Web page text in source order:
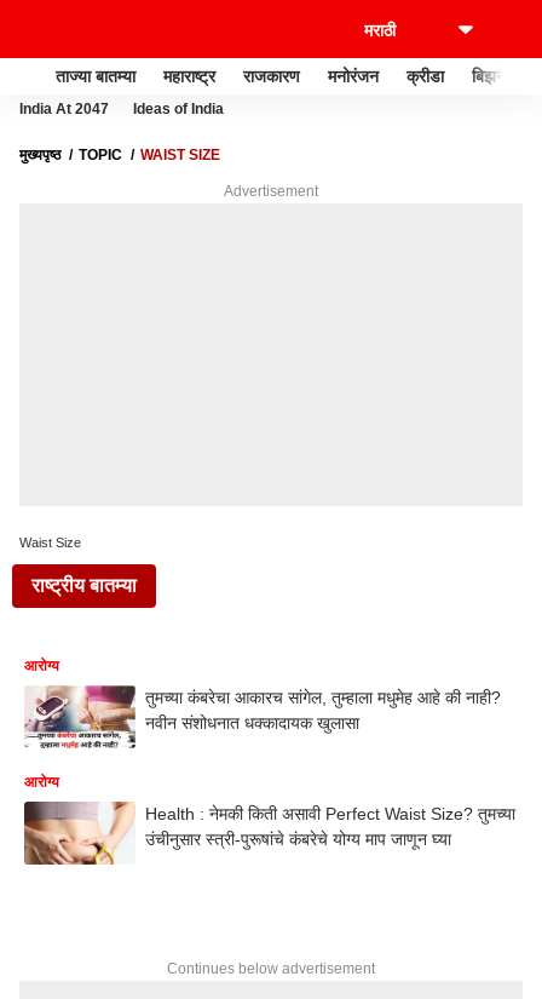
ताज्या बातम्या महाराष्ट्र राजकारण मनोरंजन क्रीडा बिझनेस
India At 2047 Ideas of India
मुख्यपृष्ठ TOPIC WAIST SIZE
Advertisement
Waist Size
राष्ट्रीय बातम्या
आरोग्य
तुमच्या कंबरेचा आकारच सांगेल, तुम्हाला मधुमेह आहे की नाही?
नवीन संशोधनात धक्कादायक खुलासा
आरोग्य
Health : नेमकी किती असावी Perfect Waist Size? तुमच्या
उंचीनुसार स्त्री-पुरूषांचे कंबरेचे योग्य माप जाणून घ्या
Continues below advertisement